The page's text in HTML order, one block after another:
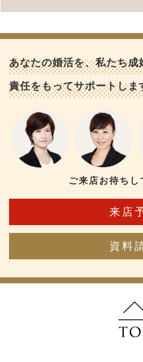
あなたの婚活を、私たち成
責任をもってサポートしま
ご来店お待ちし
来店
資料